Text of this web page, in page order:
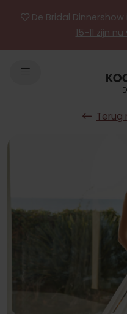
De Bridal
15-11 zijn
Terug